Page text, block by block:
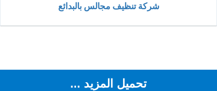
شركة تنظيف مجالس بالبدائع
تحميل المزيد ...